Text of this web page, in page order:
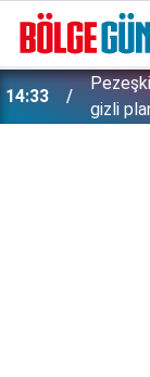
13:29
Bakan
kimler